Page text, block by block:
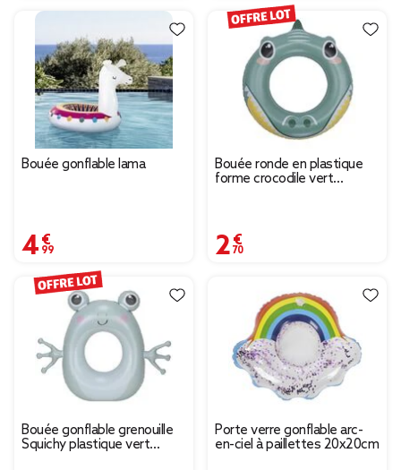
Bouée gonflable lama
4,99 €
Bouée ronde en plastique
forme crocodile vert
2,70 €
Bouée gonflable grenouille
Squichy plastique vert
Porte verre gonflable arc-
en-ciel à paillettes 20x20cm